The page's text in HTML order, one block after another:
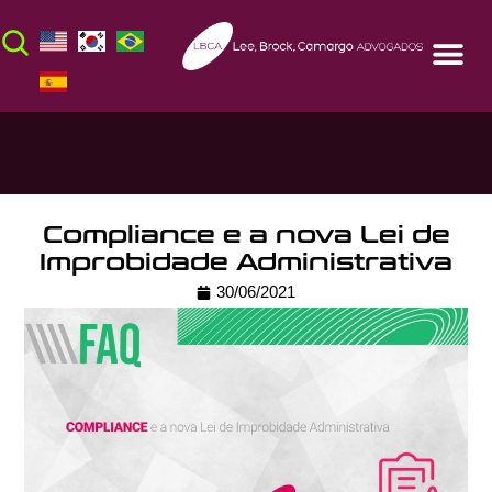
Compliance e a nova Lei de
Improbidade Administrativa
30/06/2021